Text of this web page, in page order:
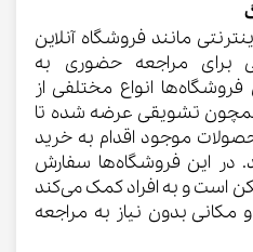
مانند فروشگاه آنلاین
برای مراجعه حضوری به
انواع مختلفی از
تشویقی عرضه شده تا
موجود اقدام به خرید
در این فروشگاه‌ها سفارش
است و به افراد کمک می‌کند
بدون نیاز به مراجعه